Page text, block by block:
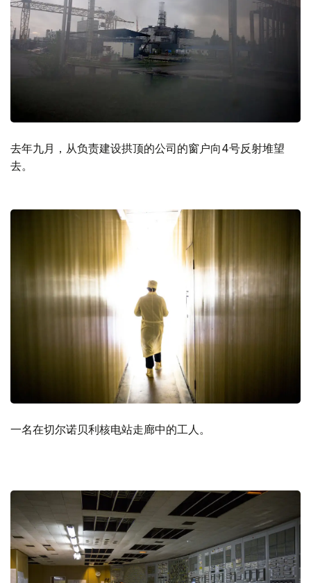
去年九月，从负责建设拱顶的公司的窗户向4号反射堆望
去。
一名在切尔诺贝利核电站走廊中的工人。